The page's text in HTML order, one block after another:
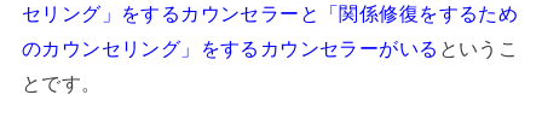
セリング」をするカウンセラーと「関係修復をするため
のカウンセリング」をするカウンセラーがいる というこ
とです。